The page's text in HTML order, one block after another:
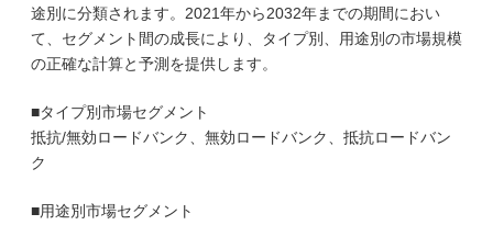
途別に分類されます。2021年から2032年までの期間におい
て、セグメント間の成長により、タイプ別、用途別の市場規模
の正確な計算と予測を提供します。
■タイプ別市場セグメント
抵抗/無効ロードバンク、無効ロードバンク、抵抗ロードバン
ク
■用途別市場セグメント